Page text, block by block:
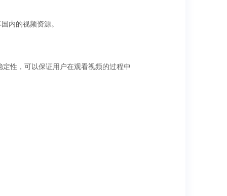
内的视频资源。
性，可以保证用户在观看视频的过程中